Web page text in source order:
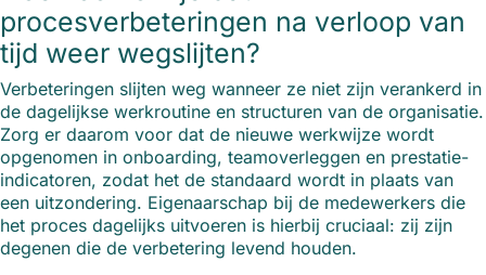
procesverbeteringen na verloop van
tijd weer wegslijten?
Verbeteringen slijten weg wanneer ze niet zijn verankerd in
de dagelijkse werkroutine en structuren van de organisatie.
Zorg er daarom voor dat de nieuwe werkwijze wordt
opgenomen in onboarding, teamoverleggen en prestatie-
indicatoren, zodat het de standaard wordt in plaats van
een uitzondering. Eigenaarschap bij de medewerkers die
het proces dagelijks uitvoeren is hierbij cruciaal: zij zijn
degenen die de verbetering levend houden.